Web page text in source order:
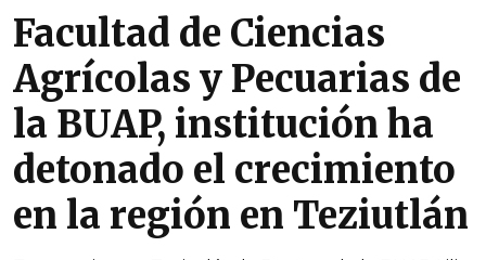
Facultad de Ciencias
Agrícolas y Pecuarias de
la BUAP, institución ha
detonado el crecimiento
en la región en Teziutlán